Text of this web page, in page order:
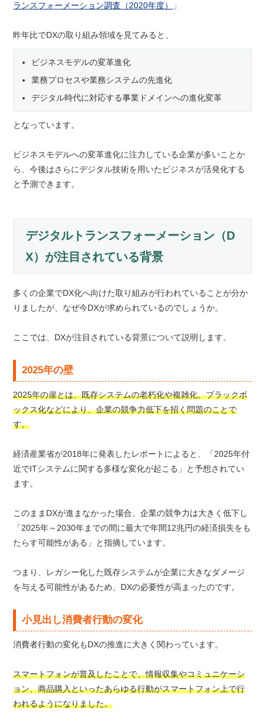
ランスフォーメーション調査（2020年度）
」
昨年比でDXの取り組み領域を見てみると、
ビジネスモデルの変革進化
業務プロセスや業務システムの先進化
デジタル時代に対応する事業ドメインへの進化変革
となっています。
ビジネスモデルへの変革進化に注力している企業が多いことか
ら、今後はさらにデジタル技術を用いたビジネスが活発化する
と予測できます。
デジタルトランスフォーメーション（D
X）が注目されている背景
多くの企業でDX化へ向けた取り組みが行われていることが分か
りましたが、なぜ今DXが求められているのでしょうか。
ここでは、DXが注目されている背景について説明します。
2025年の壁
2025年の崖とは、既存システムの老朽化や複雑化、ブラックボ
ックス化などにより、企業の競争力低下を招く問題のことで
す。
経済産業省が2018年に発表したレポートによると、「2025年付
近でITシステムに関する多様な変化が起こる」と予想されてい
ます。
このままDXが進まなかった場合、企業の競争力は大きく低下し
「2025年～2030年までの間に最大で年間12兆円の経済損失をも
たらす可能性がある」と指摘しています。
つまり、レガシー化した既存システムが企業に大きなダメージ
を与える可能性があるため、DXの必要性が高まったのです。
小見出し消費者行動の変化
消費者行動の変化もDXの推進に大きく関わっています。
スマートフォンが普及したことで、情報収集やコミュニケーシ
ョン、商品購入といったあらゆる行動がスマートフォン上で行
われるようになりました。